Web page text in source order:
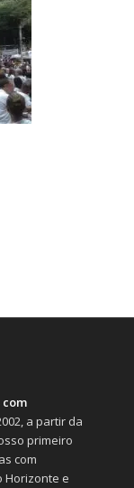
com
a partir da
primeiro
com
Horizonte e